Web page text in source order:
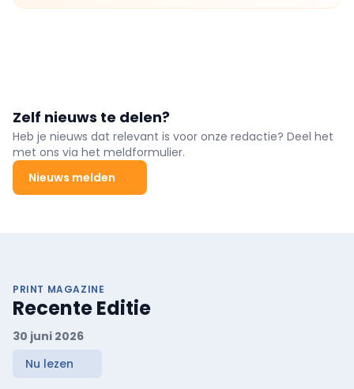
Zelf nieuws te delen?
Heb je nieuws dat relevant is voor onze redactie? Deel het
met ons via het meldformulier.
Nieuws melden
PRINT MAGAZINE
Recente Editie
30 juni 2026
Nu lezen